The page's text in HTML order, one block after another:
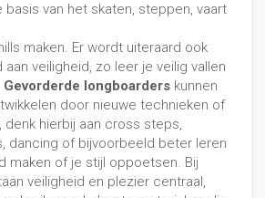
van het skaten, steppen, vaart
maken. Er wordt uiteraard ook
veiligheid, zo leer je veilig vallen
Gevorderde longboarders kunnen
door nieuwe technieken of
denk hierbij aan cross steps,
dancing of bijvoorbeeld beter leren
maken of je stijl oppoetsen. Bij
veiligheid en plezier centraal,